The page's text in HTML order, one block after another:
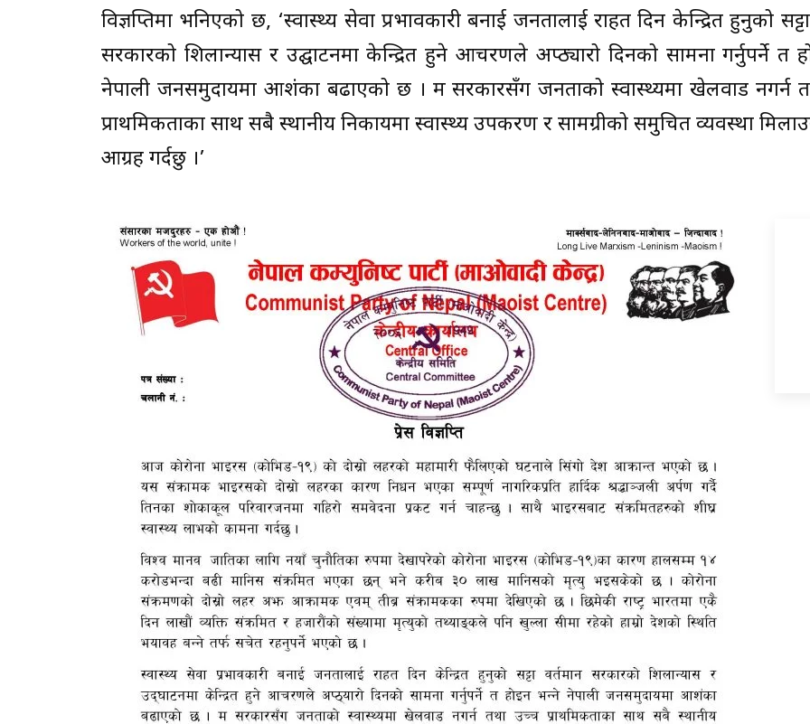
विज्ञप्तिमा भनिएको छ, ‘स्वास्थ्य सेवा प्रभावकारी बनाई जनतालाई राहत दिन केन्द्रित हुनुको
सरकारको शिलान्यास र उद्घाटनमा केन्द्रित हुने आचरणले अप्ठ्यारो दिनको सामना गर्नुपर्ने त
नेपाली जनसमुदायमा आशंका बढाएको छ । म सरकारसँग जनताको स्वास्थ्यमा खेलवाड नगर्न
प्राथमिकताका साथ सबै स्थानीय निकायमा स्वास्थ्य उपकरण र सामग्रीको समुचित व्यवस्था
आग्रह गर्दछु ।’